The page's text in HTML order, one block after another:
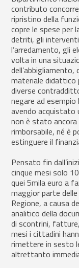
contributo
ripristino della
copre le spese per
detriti, gli
l’arredamento, gli
volta in una
materiale didattico
diverse
negare ad esempio
avendo acquistato
non è stato
rimborsabile, né è
estinguere il
Pensato fin
cinque mesi solo
quei 5mila euro a
maggior parte
Regione, a causa
analitico della
di scontrini,
mesi i cittadini
rimettere in sesto
altrettanto